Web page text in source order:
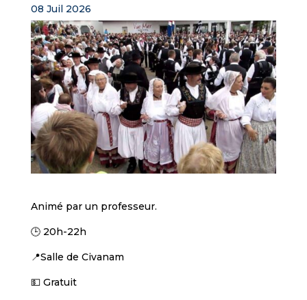
08 Juil 2026
Animé par un professeur.
🕒 20h-22h
📍Salle de Civanam
💵 Gratuit